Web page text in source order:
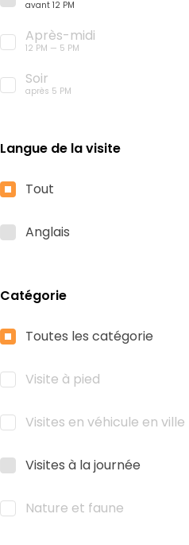
avant 12 PM
Après-midi
12 PM — 5 PM
Soir
après 5 PM
Langue de la visite
Tout
Anglais
Catégorie
Toutes les catégorie
Visite à pied
Visites en véhicule en ville
Visites à la journée
Nature et faune